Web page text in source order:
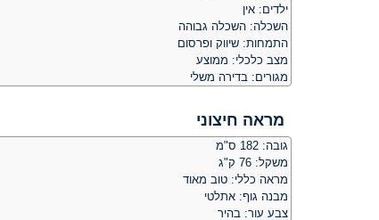
ילדים: אין
השכלה: השכלה גבוהה
התמחות: שיווק ופרסום
מצב כלכלי: ממוצע
מגורים: בדירה משלי
מראה חיצוני
גובה: 182 ס"מ
משקל: 76 ק"ג
מראה כללי: טוב מאוד
מבנה גוף: אתלטי
צבע עור: בהיר